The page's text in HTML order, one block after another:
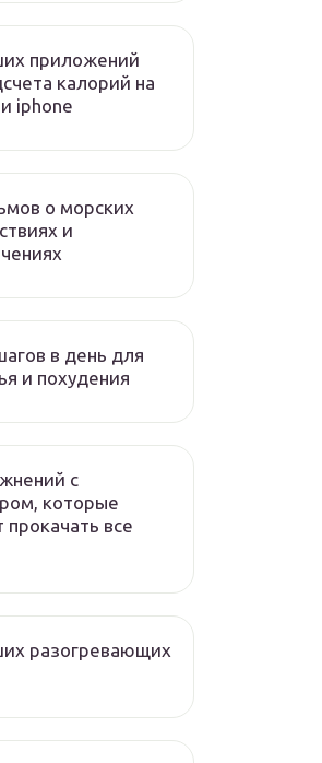
приложений
калорий на
iphone
о морских
и
в день для
и похудения
с
которые
прокачать все
разогревающих